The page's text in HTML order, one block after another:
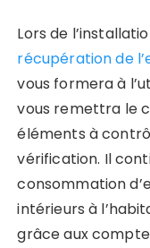
Lors de
récupération de
vous formera à
vous remettra le
éléments à
vérification. Il
consommation
intérieurs à
grâce aux